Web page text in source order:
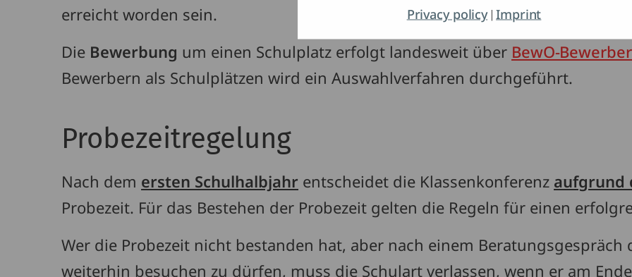
Privacy policy|Imprint
erreicht worden sein.
Die Bewerbung um einen Schulplatz erfolgt landesweit über BewO-
Bewerbern als Schulplätzen wird ein Auswahlverfahren durchgeführt.
Probezeitregelung
Nach dem ersten Schulhalbjahr entscheidet die Klassenkonferenz aufgrund
Probezeit. Für das Bestehen der Probezeit gelten die Regeln für einen
Wer die Probezeit nicht bestanden hat, aber nach einem Beratungsgespräch
weiterhin besuchen zu dürfen, muss die Schulart verlassen, wenn er am